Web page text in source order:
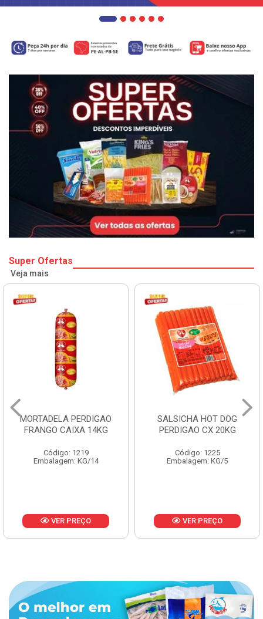
Super Ofertas
Veja mais
SALSICHA HOT DOG
PERDIGAO CX 20KG
Código: 1225
Embalagem: KG/5
VER PREÇO
PERNIL SUINO C/OSSO
Código: 12301